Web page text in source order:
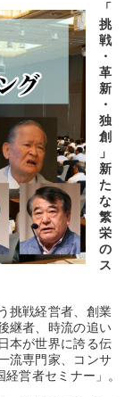
営
講演ＤＶＤ・デジ
ード）
「
挑
戦
・
革
新
・
独
創
」
新
た
な
繁
栄
の
ス
挑戦経営者、創業
継者、時流の追い
本が世界に誇る伝
流専門家、コンサ
営者セミナー」。